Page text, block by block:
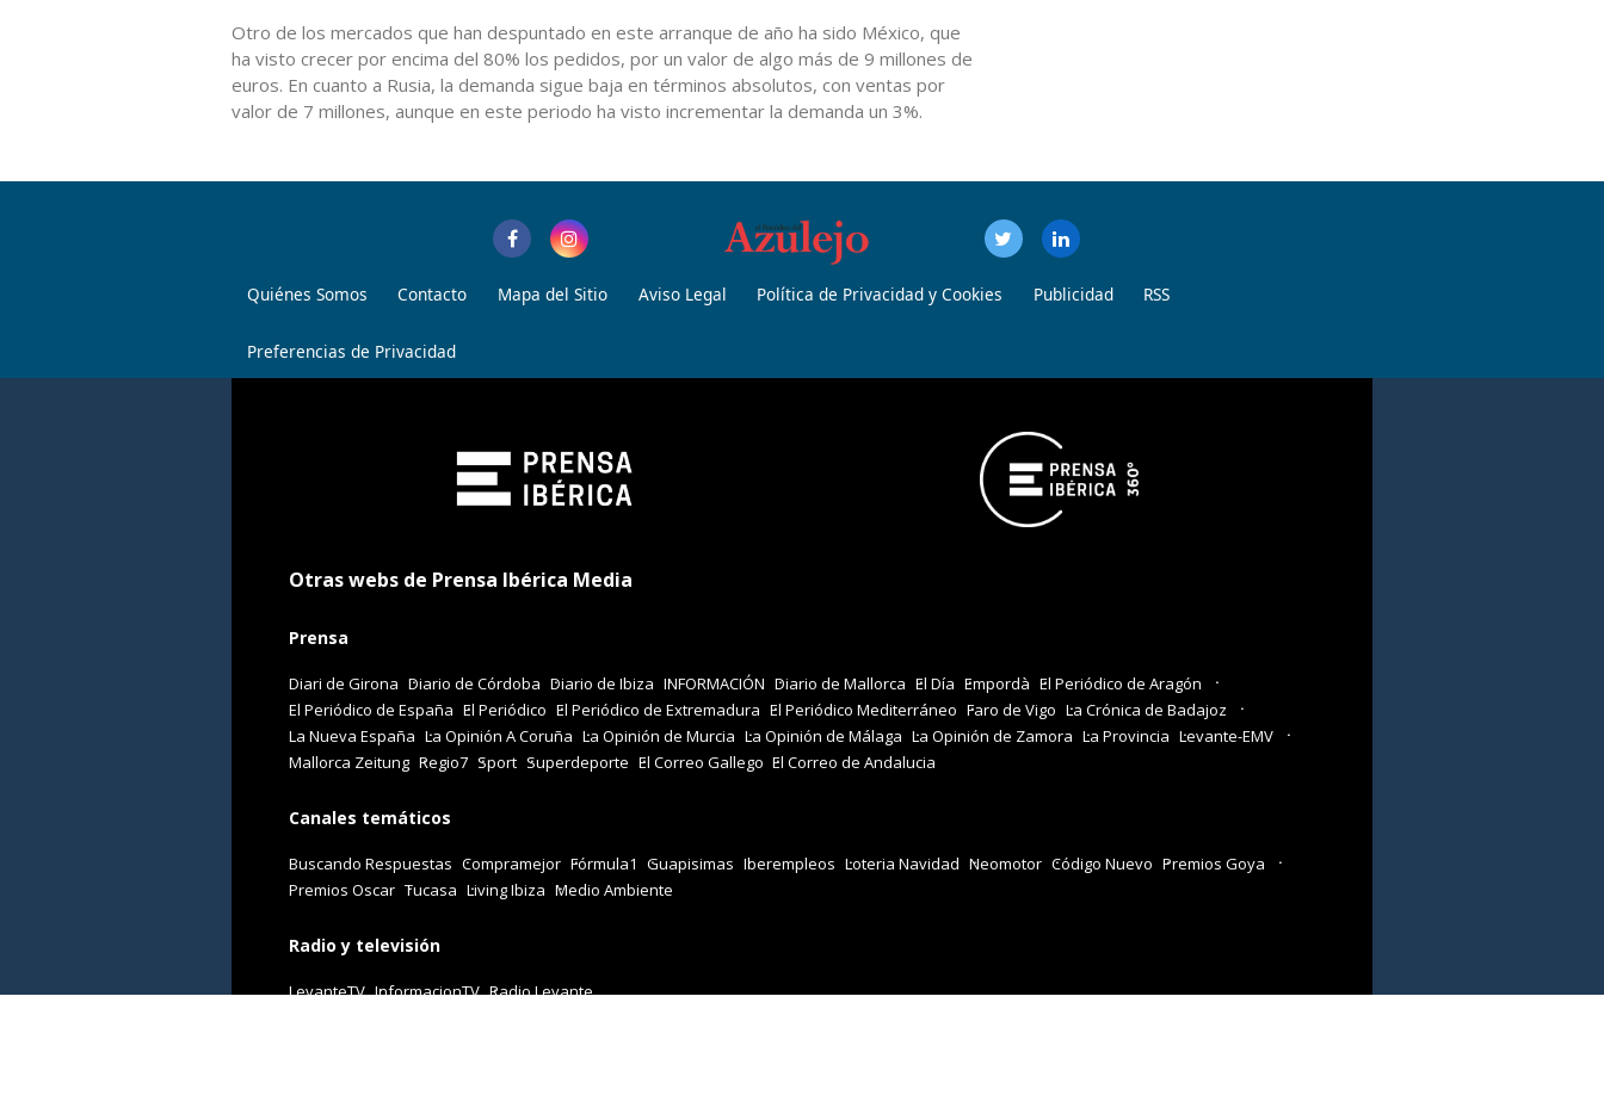
Otro de los mercados que han despuntado en este arranque de año ha sido México, que
ha visto crecer por encima del 80% los pedidos, por un valor de algo más de 9 millones de
euros. En cuanto a Rusia, la demanda sigue baja en términos absolutos, con ventas por
valor de 7 millones, aunque en este periodo ha visto incrementar la demanda un 3%.
Quiénes Somos Contacto Mapa del Sitio Aviso Legal Política de Privacidad y Cookies Publicidad RSS
Preferencias de Privacidad
Otras webs de Prensa Ibérica Media
Prensa
Diari de Girona Diario de Córdoba Diario de Ibiza INFORMACIÓN Diario de Mallorca El Día Empordà El Periódico de Aragón
El Periódico de España El Periódico El Periódico de Extremadura El Periódico Mediterráneo Faro de Vigo La Crónica de Badajoz
La Nueva España La Opinión A Coruña La Opinión de Murcia La Opinión de Málaga La Opinión de Zamora La Provincia Levante-EMV
Mallorca Zeitung Regio7 Sport Superdeporte El Correo Gallego El Correo de Andalucia
Canales temáticos
Buscando Respuestas Compramejor Fórmula1 Guapisimas Iberempleos Loteria Navidad Neomotor Código Nuevo Premios Goya
Premios Oscar Tucasa Living Ibiza Medio Ambiente
Radio y televisión
LevanteTV InformacionTV Radio Levante